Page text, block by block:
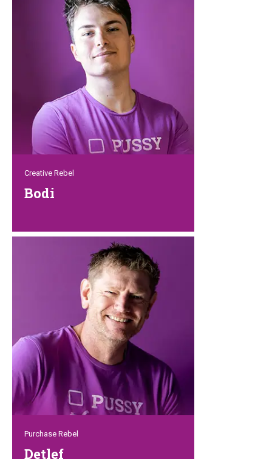
genauso sehr, Videos zu drehen und zu
bearbeiten, wie er es hasst, fotografiert
zu werden. Wenn du Stefan suchst,
streichelt er wahrscheinlich gerade eine
Katze oder spielt Videospiele –
manchmal sogar beides gleichzeitig.
Creative Rebel
Bodi
und energiegeladen. Er weiß alles über
Social Media, Videoschnitt und so weiter.
Mit viel Enthusiasmus wird Bodi alles
unter die Lupe nehmen, um Petrebels
das modernste Aussehen zu geben, das
Purchase Rebel
Detlef